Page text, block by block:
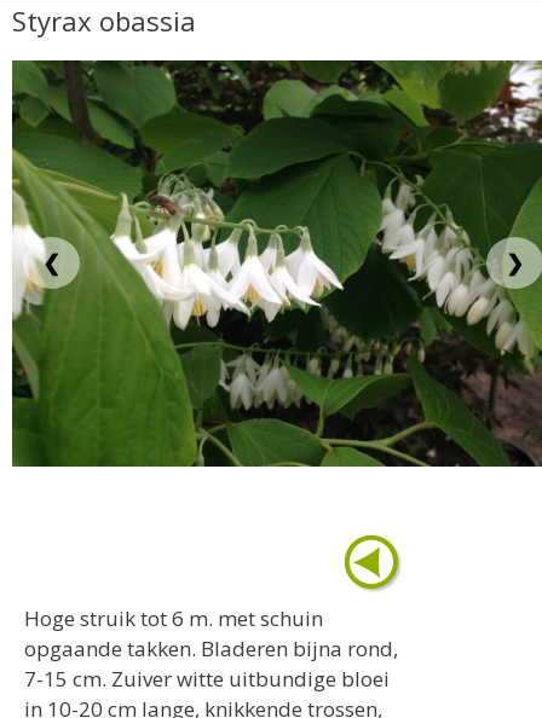
Styrax obassia
❮ ❯
Hoge struik tot 6 m. met schuin
opgaande takken. Bladeren bijna rond,
7-15 cm. Zuiver witte uitbundige bloei
in 10-20 cm lange, knikkende trossen,